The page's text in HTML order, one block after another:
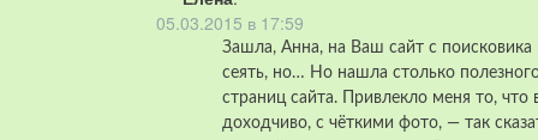
05.03.2015 в 17:59
Зашла, Анна, на Ваш сайт с поисковика
сеять, но… Но нашла столько
страниц сайта. Привлекло меня то,
доходчиво, с чёткими фото, — так